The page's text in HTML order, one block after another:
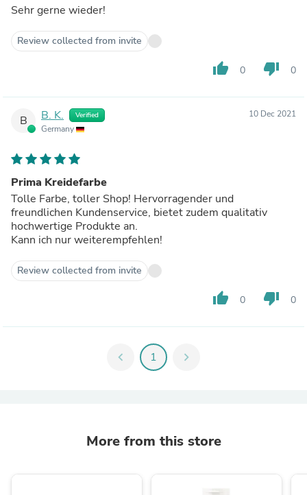
Sehr gerne wieder!
Review collected from invite
thumb_up 0 thumb_down 0
B B. K. Verified
Germany
10 Dec 2021
Prima Kreidefarbe
Tolle Farbe, toller Shop! Hervorragender und
freundlichen Kundenservice, bietet zudem qualitativ
hochwertige Produkte an.
Kann ich nur weiterempfehlen!
Review collected from invite
thumb_up 0 thumb_down 0
chevron_left 1 chevron_right
More from this store